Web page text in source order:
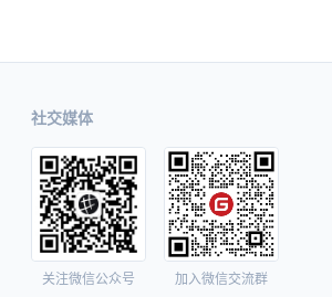
社交媒体
关注微信公众号 加入微信交流群